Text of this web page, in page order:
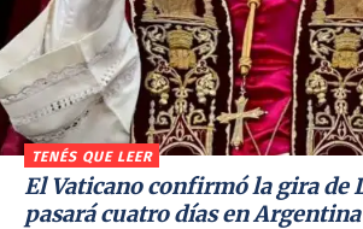
TENÉS QUE LEER
El Vaticano confirmó la gira de
pasará cuatro días en Argentina